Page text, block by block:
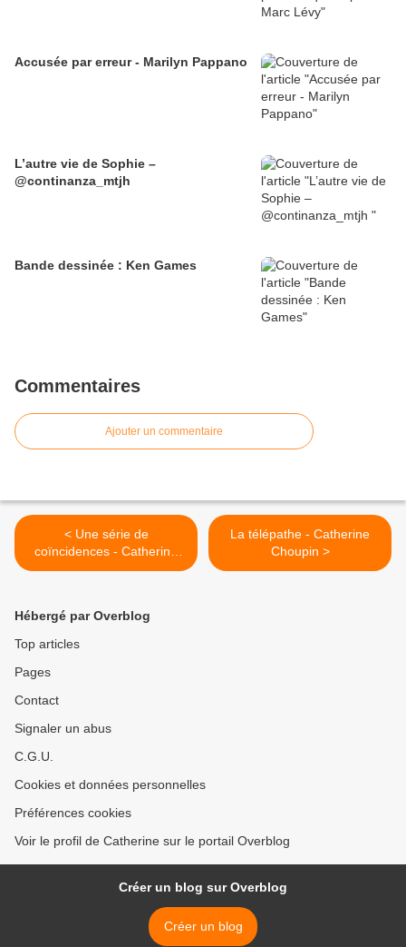
Accusée par erreur - Marilyn Pappano
L’autre vie de Sophie –
@continanza_mtjh
Bande dessinée : Ken Games
Commentaires
Ajouter un commentaire
< Une série de
coïncidences - Catherine
Choupin
La télépathe - Catherine
Choupin >
Hébergé par Overblog
Top articles
Pages
Contact
Signaler un abus
C.G.U.
Cookies et données personnelles
Préférences cookies
Voir le profil de Catherine sur le portail Overblog
Créer un blog sur Overblog
Créer un blog